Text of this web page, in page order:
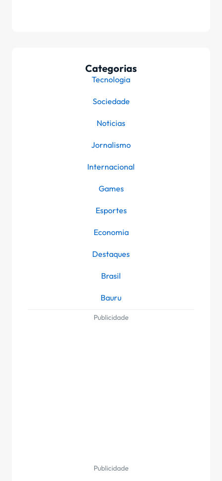
Categorias
Tecnologia
Sociedade
Noticias
Jornalismo
Internacional
Games
Esportes
Economia
Destaques
Brasil
Bauru
Publicidade
Publicidade